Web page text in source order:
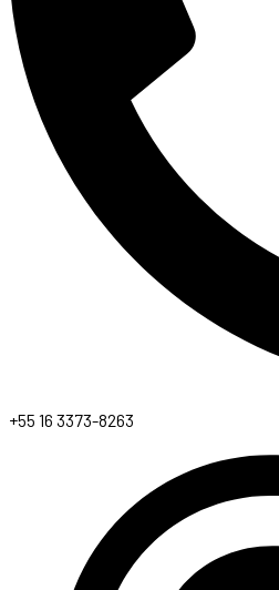
+55 16 3373-8263